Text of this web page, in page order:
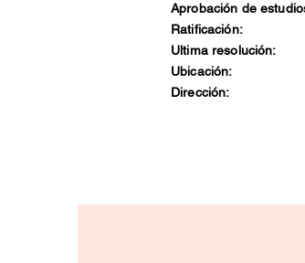
Aprobación de
Ratificación:
Ultima resolución:
Ubicación:
Dirección: